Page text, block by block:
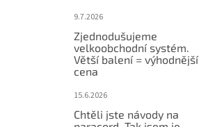
9.7.2026
Zjednodušujeme
velkoobchodní systém.
Větší balení = výhodnější
cena
15.6.2026
Chtěli jste návody na